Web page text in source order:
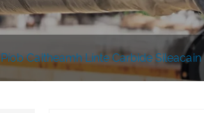
Píob Caitheamh Línte Carbide Sileacain